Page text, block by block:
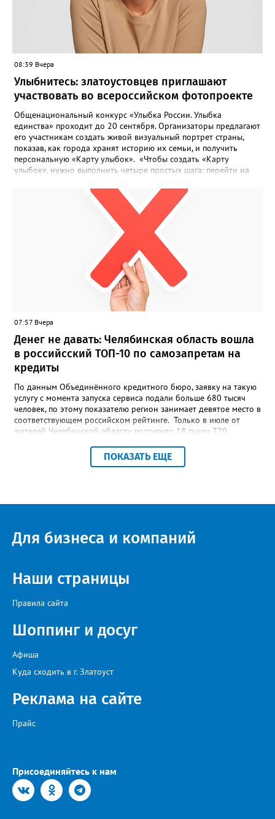
08:39 Вчера
Улыбнитесь: златоустовцев приглашают
участвовать во всероссийском фотопроекте
Общенациональный конкурс «Улыбка России. Улыбка
единства» проходит до 20 сентября. Организаторы предлагают
его участникам создать живой визуальный портрет страны,
показав, как города хранят историю их семьи, и получить
персональную «Карту улыбок». «Чтобы создать «Карту
улыбок», нужно выполнить четыре простых шага: перейти на
улыбок»; загрузить фотографию с улыбкой – подойдёт портрет
одного человека, пары, семьи или нескольких поколений в
одном кадре; отметить один или несколько городов,
связанных с историей семьи или важными воспоминаниями;
добавить подписи к городам, кратко объяснив связь с каждым
из них, указать контакты и подтвердить согласие с правилами
проекта», - говорится в инструкции на сайте проекта. ‍Заявка
может быть семейной, а после модерации стать частью
визуального архива проекта. 20 участников обещают
пригласить на итоговую фотосессию в Москве. Персональную
«Карту улыбок», которую можно скачать, сохранить и
опубликовать в социальных сетях, отмечают в оргкомитете,
получат все, кто улыбнулся.
07:57 Вчера
Денег не давать: Челябинская область вошла
в российсский ТОП-10 по самозапретам на
кредиты
По данным Объединённого кредитного бюро, заявку на такую
услугу с момента запуска сервиса подали больше 680 тысяч
человек, по этому показателю регион занимает девятое место в
соответствующем российском рейтинге. Только в июле от
жителей Челябинской области поступило 18 тысяч 720
снятие. В целом не давать им взаймы сегодня просят 543 с
лишним тысячи человек. Почти 89 тысяч за это время решили
ПОКАЗАТЬ ЕЩЕ
Для бизнеса и компаний
Наши страницы
Правила сайта
Шоппинг и досуг
Афиша
Куда сходить в г. Златоуст
Реклама на сайте
Прайс
Присоединяйтесь к нам